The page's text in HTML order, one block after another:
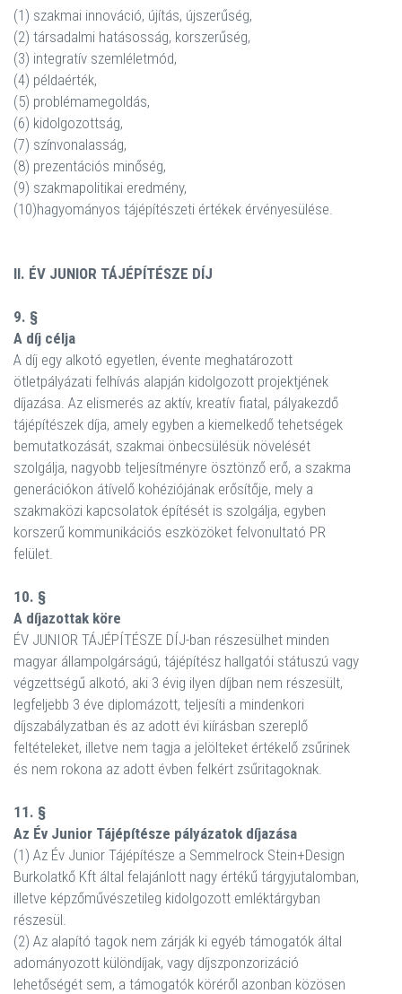
(1) szakmai innováció, újítás, újszerűség,
(2) társadalmi hatásosság, korszerűség,
(3) integratív szemléletmód,
(4) példaérték,
(5) problémamegoldás,
(6) kidolgozottság,
(7) színvonalasság,
(8) prezentációs minőség,
(9) szakmapolitikai eredmény,
(10)hagyományos tájépítészeti értékek érvényesülése.
II. ÉV JUNIOR TÁJÉPÍTÉSZE DÍJ
9. §
A díj célja
A díj egy alkotó egyetlen, évente meghatározott
ötletpályázati felhívás alapján kidolgozott projektjének
díjazása. Az elismerés az aktív, kreatív fiatal, pályakezdő
tájépítészek díja, amely egyben a kiemelkedő tehetségek
bemutatkozását, szakmai önbecsülésük növelését
szolgálja, nagyobb teljesítményre ösztönző erő, a szakma
generációkon átívelő kohéziójának erősítője, mely a
szakmaközi kapcsolatok építését is szolgálja, egyben
korszerű kommunikációs eszközöket felvonultató PR
felület.
10. §
A díjazottak köre
ÉV JUNIOR TÁJÉPÍTÉSZE DÍJ-ban részesülhet minden
magyar állampolgárságú, tájépítész hallgatói státuszú vagy
végzettségű alkotó, aki 3 évig ilyen díjban nem részesült,
legfeljebb 3 éve diplomázott, teljesíti a mindenkori
díjszabályzatban és az adott évi kiírásban szereplő
feltételeket, illetve nem tagja a jelölteket értékelő zsűrinek
és nem rokona az adott évben felkért zsűritagoknak.
11. §
Az Év Junior Tájépítésze pályázatok díjazása
(1) Az Év Junior Tájépítésze a Semmelrock Stein+Design
Burkolatkő Kft által felajánlott nagy értékű tárgyjutalomban,
illetve képzőművészetileg kidolgozott emléktárgyban
részesül.
(2) Az alapító tagok nem zárják ki egyéb támogatók által
adományozott különdíjak, vagy díjszponzorizáció
lehetőségét sem, a támogatók köréről azonban közösen